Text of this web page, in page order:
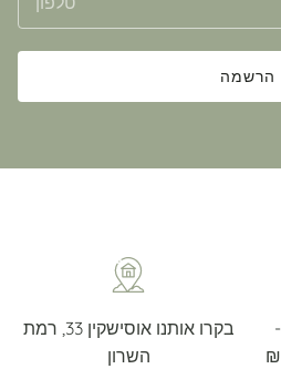
הרשמה
בקרו אותנו אוסישקין 33, רמת
השרון
משלוח חינם מעל ₪299 -